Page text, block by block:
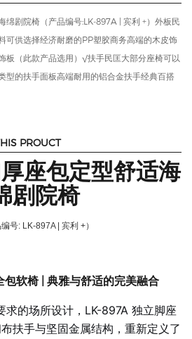
绵剧院椅（产品编号:LK-897A | 宾利 +）外板民
可供选择经济耐磨的PP塑胶商务高端的木皮饰
板（此款产品选用）√扶手民匡大部分座椅可以
型的扶手面板高端耐用的铝合金扶手经典百搭
PROUCT
座包定型舒适海
剧院椅
编号: LK-897A | 宾利 +）
软椅 | 典雅与舒适的完美融合
求的场所设计，LK-897A 独立脚座
扶手与坚固金属结构，重新定义了